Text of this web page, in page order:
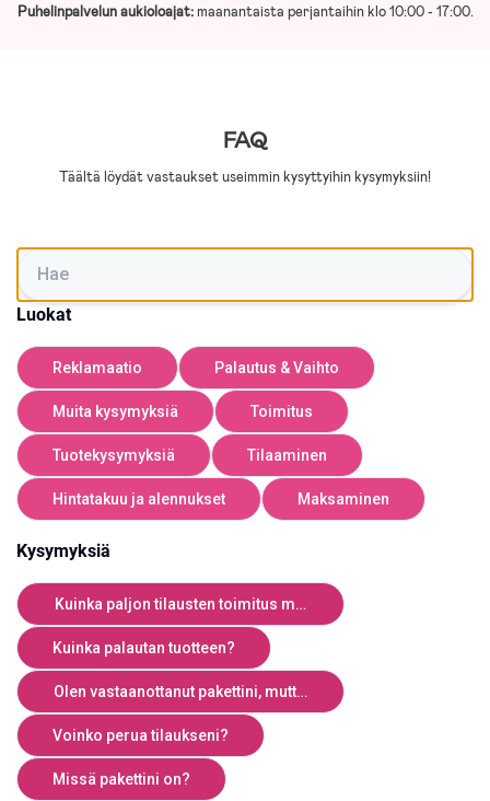
Puhelinpalvelun aukioloajat:maanantaista perjantaihin klo 10:00 - 17:00.
FAQ
Täältä löydät vastaukset useimmin kysyttyihin kysymyksiin!